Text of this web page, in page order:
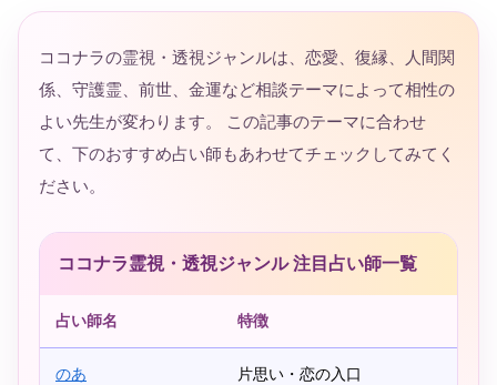
ココナラの霊視・透視ジャンルは、恋愛、復縁、人間関
係、守護霊、前世、金運など相談テーマによって相性の
よい先生が変わります。 この記事のテーマに合わせ
て、下のおすすめ占い師もあわせてチェックしてみてく
ださい。
ココナラ霊視・透視ジャンル 注目占い師一覧
占い師名 特徴
のあ 片思い・恋の入口